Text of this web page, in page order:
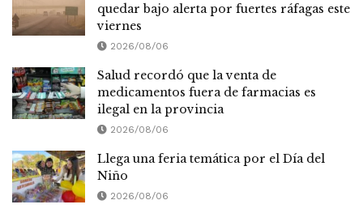
quedar bajo alerta por fuertes ráfagas este
viernes
2026/08/06
Salud recordó que la venta de
medicamentos fuera de farmacias es
ilegal en la provincia
2026/08/06
Llega una feria temática por el Día del
Niño
2026/08/06